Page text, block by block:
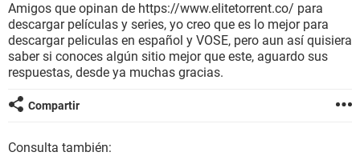
Amigos que opinan de https://www.elitetorrent.co/ para
descargar películas y series, yo creo que es lo mejor para
descargar peliculas en español y VOSE, pero aun así quisiera
saber si conoces algún sitio mejor que este, aguardo sus
respuestas, desde ya muchas gracias.
Compartir
Consulta también: